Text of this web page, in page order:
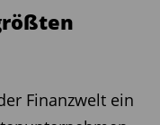
Finanzwelt ein